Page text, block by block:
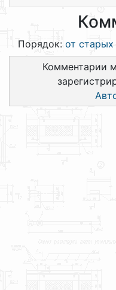
Порядок: от
Комментарии